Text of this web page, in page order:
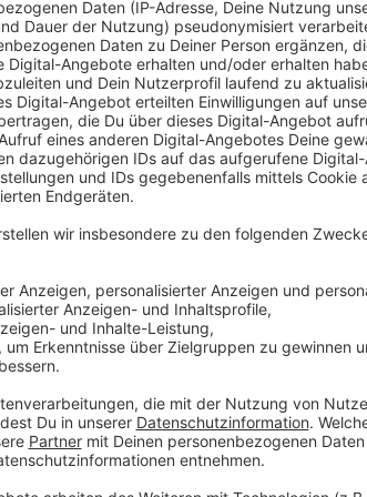
Abgänge
Anzeige
Das sind: John Williams Jr., Kobe Langley
wechseln, ist noch nicht bekannt. Außerdem
Geschäftsführer. Der Verein hat dazu
Weitere Meldungen aus unserer
Leverkusener Unternehmen investieren in IT-